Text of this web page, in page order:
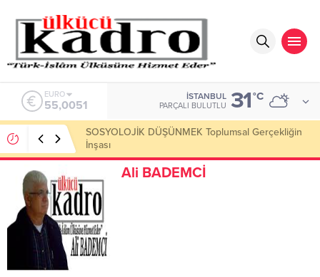
ALTIN
6.584,66
İSTANBUL
PARÇALI BULUTLU 31°C
Okumayı Pek de Sevmiyoruz Herhalde
Ali BADEMCİ